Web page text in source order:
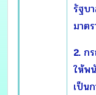
รัฐบ
มาต
2.กร
ให้พ
เป็น